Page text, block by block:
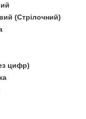
(Стрілочний)
цифр)